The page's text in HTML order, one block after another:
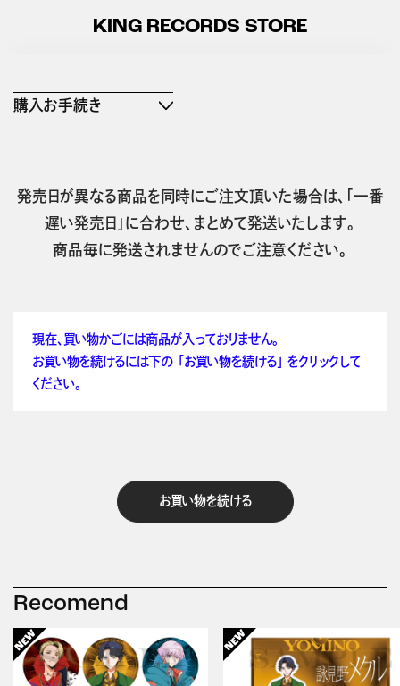
KING RECORDS STORE
購入お手続き
発売日が異なる商品を同時にご注文頂いた場合は、「一番
遅い発売日」に合わせ、まとめて発送いたします。
商品毎に発送されませんのでご注意ください。
現在、買い物かごには商品が入っておりません。
お買い物を続けるには下の 「お買い物を続ける」 をクリックして
ください。
お買い物を続ける
Recomend